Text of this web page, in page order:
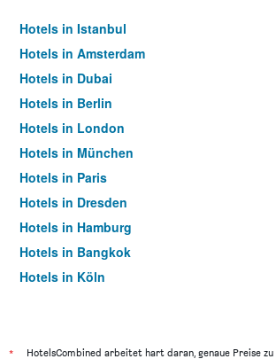
Hotels in Istanbul
Hotels in Amsterdam
Hotels in Dubai
Hotels in Berlin
Hotels in London
Hotels in München
Hotels in Paris
Hotels in Dresden
Hotels in Hamburg
Hotels in Bangkok
Hotels in Köln
* HotelsCombined arbeitet hart daran, genaue Preise